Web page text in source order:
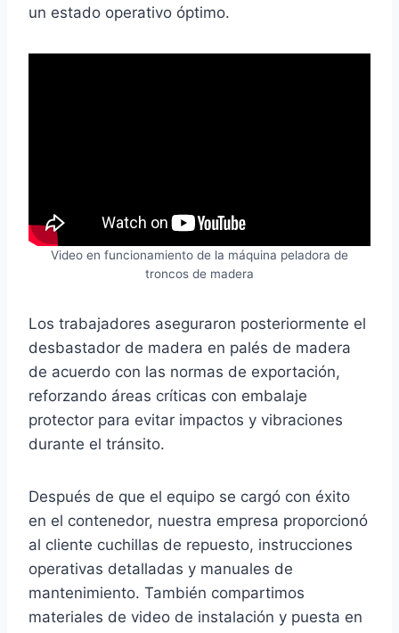
un estado operativo óptimo.
Video en funcionamiento de la máquina peladora de
troncos de madera
Los trabajadores aseguraron posteriormente el
desbastador de madera en palés de madera
de acuerdo con las normas de exportación,
reforzando áreas críticas con embalaje
protector para evitar impactos y vibraciones
durante el tránsito.
Después de que el equipo se cargó con éxito
en el contenedor, nuestra empresa proporcionó
al cliente cuchillas de repuesto, instrucciones
operativas detalladas y manuales de
mantenimiento. También compartimos
materiales de video de instalación y puesta en